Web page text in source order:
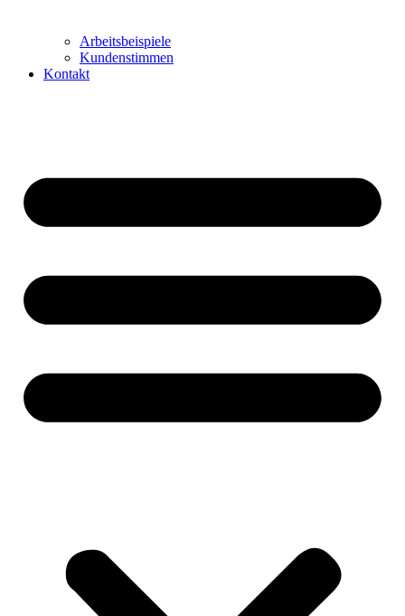
Arbeitsbeispiele
Kundenstimmen
Kontakt